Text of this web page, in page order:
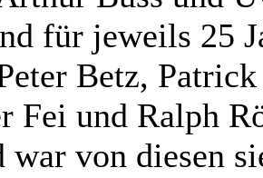
für jeweils 25
Betz,
Fei und Ralph
war von diesen